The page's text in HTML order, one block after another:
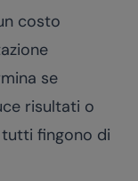
costo
se
risultati o
fingono di